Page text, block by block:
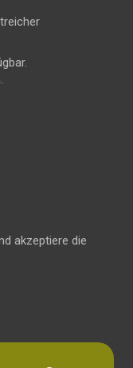
akzeptiere die